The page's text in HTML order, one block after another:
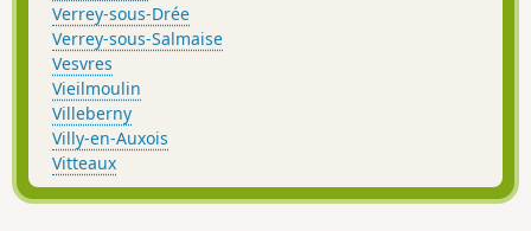
Verrey-sous-Drée
Verrey-sous-Salmaise
Vesvres
Vieilmoulin
Villeberny
Villy-en-Auxois
Vitteaux